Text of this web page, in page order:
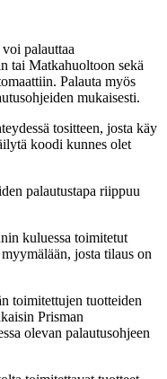
palauttaa
tai Matkahuoltoon sekä
Palauta myös
mukaisesti.
tositteen, josta käy
koodi kunnes olet
palautustapa riippuu
kuluessa toimitetut
josta tilaus on
toimitettujen tuotteiden
Prisman
olevan palautusohjeen